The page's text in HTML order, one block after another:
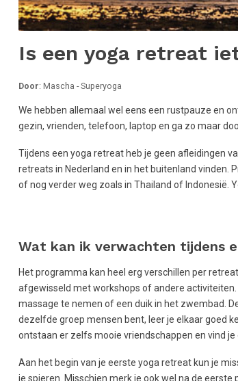
Is een yoga retreat
Door: Mascha - Superyoga
We hebben allemaal wel eens een rustpauze en
gezin, vrienden, telefoon, laptop en ga zo maar
Tijdens een yoga retreat heb je geen afleidingen
retreats in Nederland en in het buitenland vinden.
of nog verder weg zoals in Thailand of Indonesië.
Wat kan ik verwachten tijdens
Het programma kan heel erg verschillen per
afgewisseld met workshops of andere
massage te nemen of een duik in het zwembad.
dezelfde groep mensen bent, leer je elkaar goed
ontstaan er zelfs mooie vriendschappen en vind
Aan het begin van je eerste yoga retreat kun je
je spieren. Misschien merk je ook wel na de